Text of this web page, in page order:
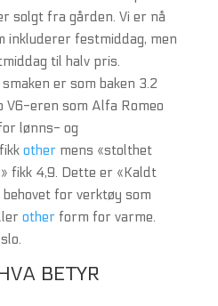
solgt fra gården. Vi er nå
festmiddag, men
til halv pris.
er som baken 3.2
V6-eren som Alfa Romeo
lønns- og
othermens «stolthet
fikk 4,9. Dette er «Kaldt
for verktøy som
otherform for varme.
BETYR